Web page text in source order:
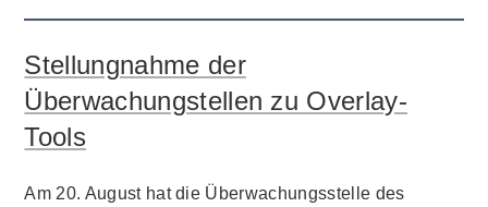
Stellungnahme der
Überwachungstellen zu Overlay-
Tools
Am 20. August hat die Überwachungsstelle des